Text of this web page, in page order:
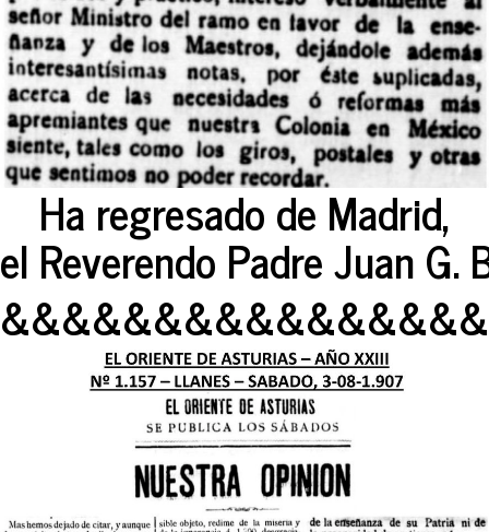
Ha regresado de Madrid,
el Reverendo Padre Juan G.